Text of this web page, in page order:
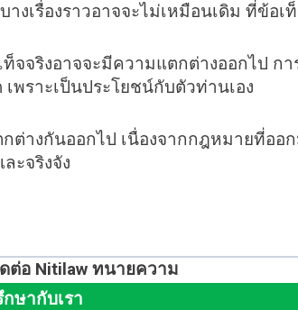
เรื่องราวอาจจะไม่เหมือนเดิม ที่ข้อเ
จจริงอาจจะมีความแตกต่างออกไป ก
ราะเป็นประโยชน์กับตัวท่านเอง
งกันออกไป เนื่องจากกฎหมายที่ออ
ะจริงจัง
ต่อ Nitilaw ทนายความ
ษากับเรา